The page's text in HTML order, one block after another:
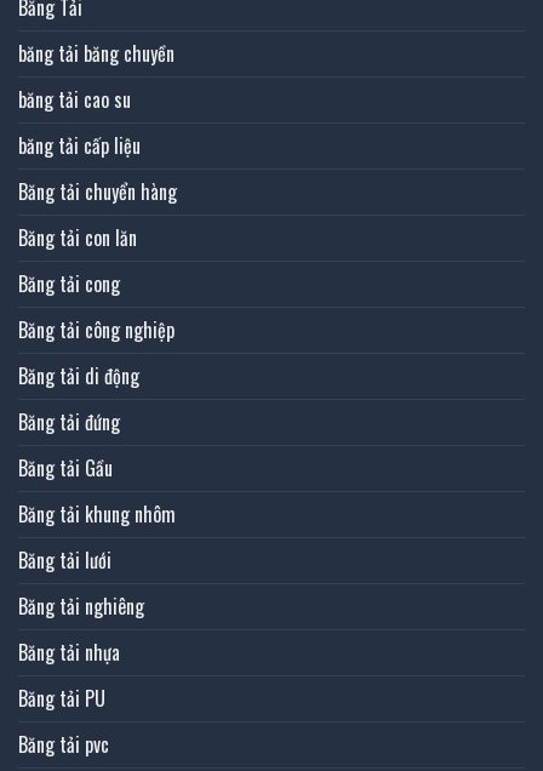
Băng Tải
băng tải băng chuyền
băng tải cao su
băng tải cấp liệu
Băng tải chuyển hàng
Băng tải con lăn
Băng tải cong
Băng tải công nghiệp
Băng tải di động
Băng tải đứng
Băng tải Gầu
Băng tải khung nhôm
Băng tải lưới
Băng tải nghiêng
Băng tải nhựa
Băng tải PU
Băng tải pvc